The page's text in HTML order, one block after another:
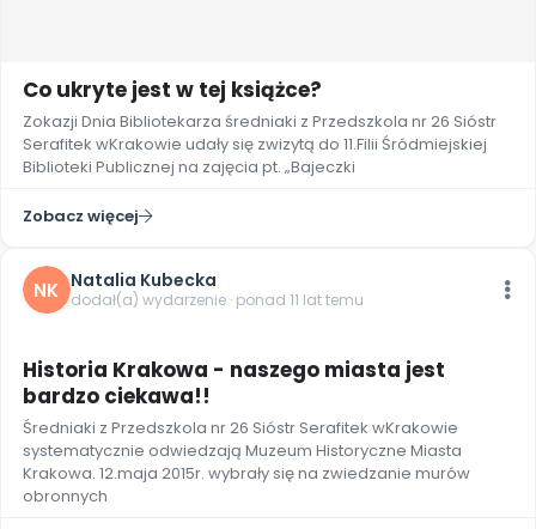
Co ukryte jest w tej książce?
Zokazji Dnia Bibliotekarza średniaki z Przedszkola nr 26 Sióstr
Serafitek wKrakowie udały się zwizytą do 11.Filii Śródmiejskiej
Biblioteki Publicznej na zajęcia pt. „Bajeczki
Zobacz więcej
NK Natalia Kubecka
dodał(a) wydarzenie · ponad 11 lat temu
Historia Krakowa - naszego miasta jest
bardzo ciekawa!!
Średniaki z Przedszkola nr 26 Sióstr Serafitek wKrakowie
systematycznie odwiedzają Muzeum Historyczne Miasta
Krakowa. 12.maja 2015r. wybrały się na zwiedzanie murów
obronnych